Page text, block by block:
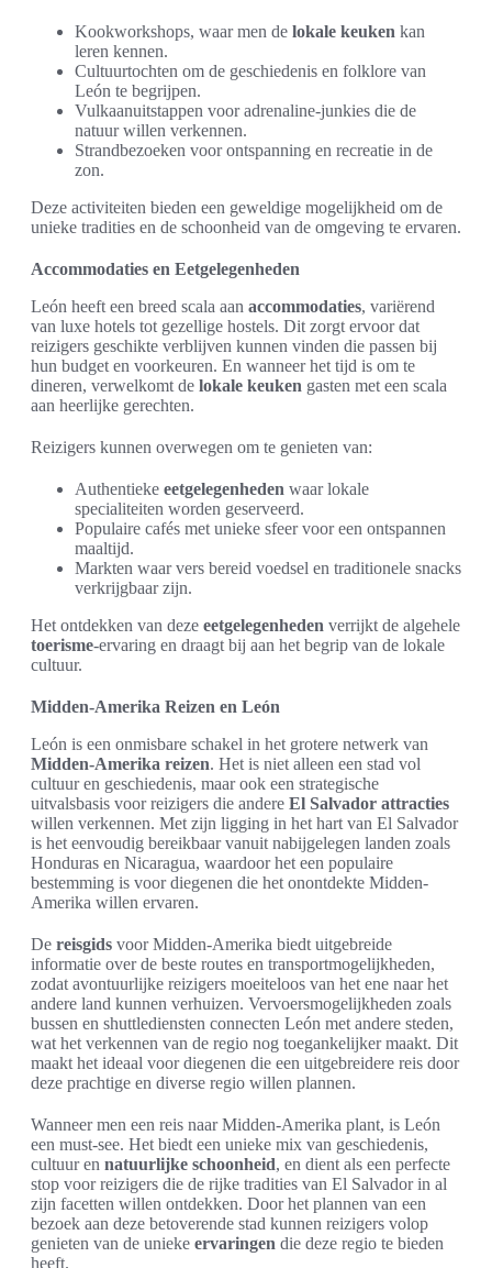
Kookworkshops, waar men de lokale keuken kan
leren kennen.
Cultuurtochten om de geschiedenis en folklore van
León te begrijpen.
Vulkaanuitstappen voor adrenaline-junkies die de
natuur willen verkennen.
Strandbezoeken voor ontspanning en recreatie in de
zon.
Deze activiteiten bieden een geweldige mogelijkheid om de
unieke tradities en de schoonheid van de omgeving te ervaren.
Accommodaties en Eetgelegenheden
León heeft een breed scala aan accommodaties, variërend
van luxe hotels tot gezellige hostels. Dit zorgt ervoor dat
reizigers geschikte verblijven kunnen vinden die passen bij
hun budget en voorkeuren. En wanneer het tijd is om te
dineren, verwelkomt de lokale keuken gasten met een scala
aan heerlijke gerechten.
Reizigers kunnen overwegen om te genieten van:
Authentieke eetgelegenheden waar lokale
specialiteiten worden geserveerd.
Populaire cafés met unieke sfeer voor een ontspannen
maaltijd.
Markten waar vers bereid voedsel en traditionele snacks
verkrijgbaar zijn.
Het ontdekken van deze eetgelegenheden verrijkt de algehele
toerisme-ervaring en draagt bij aan het begrip van de lokale
cultuur.
Midden-Amerika Reizen en León
León is een onmisbare schakel in het grotere netwerk van
Midden-Amerika reizen. Het is niet alleen een stad vol
cultuur en geschiedenis, maar ook een strategische
uitvalsbasis voor reizigers die andere El Salvador attracties
willen verkennen. Met zijn ligging in het hart van El Salvador
is het eenvoudig bereikbaar vanuit nabijgelegen landen zoals
Honduras en Nicaragua, waardoor het een populaire
bestemming is voor diegenen die het onontdekte Midden-
Amerika willen ervaren.
De reisgids voor Midden-Amerika biedt uitgebreide
informatie over de beste routes en transportmogelijkheden,
zodat avontuurlijke reizigers moeiteloos van het ene naar het
andere land kunnen verhuizen. Vervoersmogelijkheden zoals
bussen en shuttlediensten connecten León met andere steden,
wat het verkennen van de regio nog toegankelijker maakt. Dit
maakt het ideaal voor diegenen die een uitgebreidere reis door
deze prachtige en diverse regio willen plannen.
Wanneer men een reis naar Midden-Amerika plant, is León
een must-see. Het biedt een unieke mix van geschiedenis,
cultuur en natuurlijke schoonheid, en dient als een perfecte
stop voor reizigers die de rijke tradities van El Salvador in al
zijn facetten willen ontdekken. Door het plannen van een
bezoek aan deze betoverende stad kunnen reizigers volop
genieten van de unieke ervaringen die deze regio te bieden
heeft.